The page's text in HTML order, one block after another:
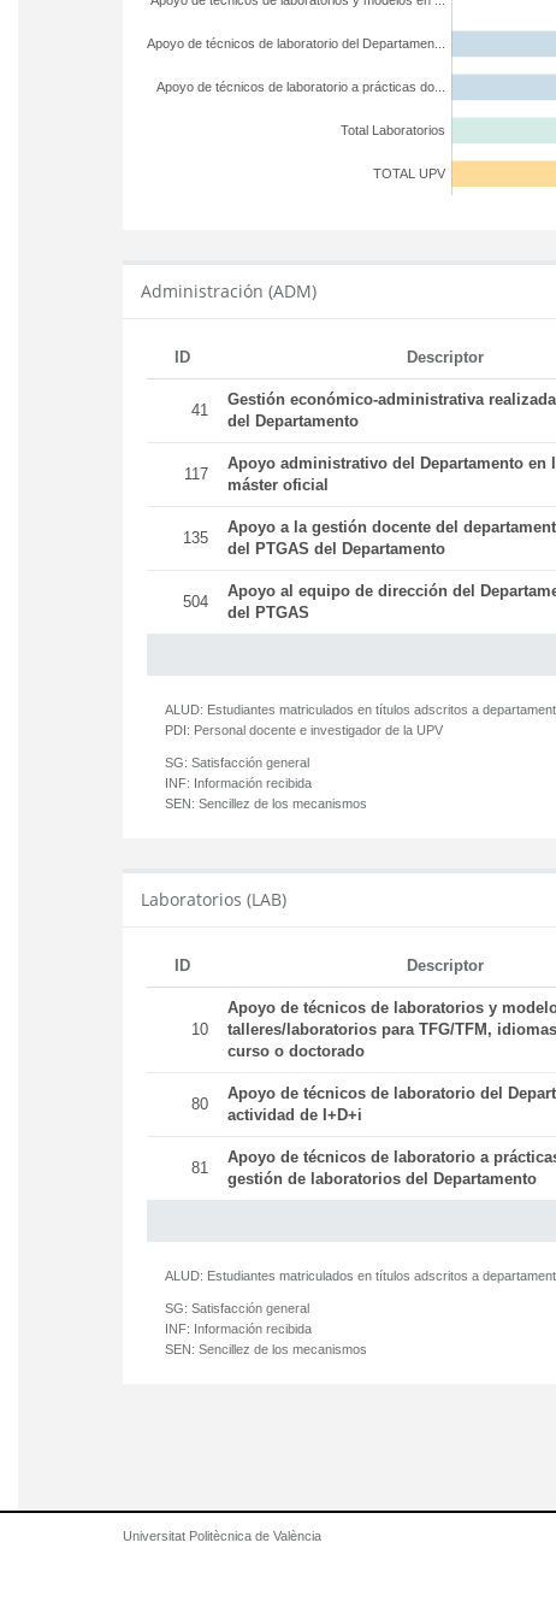
TOTAL UPV
Total Laboratorios
Apoyo de técnicos de laboratorio a prácticas do...
Apoyo de técnicos de laboratorio del Departamen...
Administración (ADM)
ID Descriptor
41
Gestión económico-administrativa
del Departamento
117
Apoyo administrativo del Departamento en
máster oficial
135
Apoyo a la gestión docente del
del PTGAS del Departamento
504
Apoyo al equipo de dirección del
del PTGAS
ALUD: Estudiantes matriculados en títulos adscritos a
PDI: Personal docente e investigador de la UPV
SG: Satisfacción general
INF: Información recibida
SEN: Sencillez de los mecanismos
Laboratorios (LAB)
ID Descriptor
10
Apoyo de técnicos de laboratorios y
talleres/laboratorios para TFG/TFM,
curso o doctorado
80
Apoyo de técnicos de laboratorio del
actividad de I+D+i
81
Apoyo de técnicos de laboratorio a
gestión de laboratorios del Departamento
ALUD: Estudiantes matriculados en títulos adscritos a
SG: Satisfacción general
INF: Información recibida
SEN: Sencillez de los mecanismos
Universitat Politècnica de València